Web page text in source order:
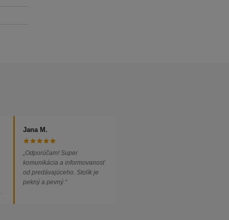
Jana M.
„Odporúčam! Super
komunikácia a informovanosť
od predávajúceho. Stolík je
pekný a pevný.“